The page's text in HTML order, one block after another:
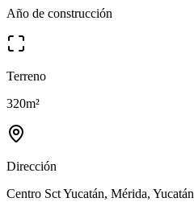
Año de construcción
Terreno
320m²
Dirección
Centro Sct Yucatán, Mérida, Yucatán